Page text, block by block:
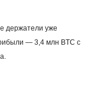
держатели уже
— 3,4 млн BTC с